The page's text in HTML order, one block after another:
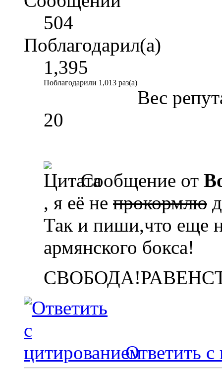
504
Поблагодарил(а)
1,395
Поблагодарили 1,013 раз(а)
Вес
20
Сообщение от
, я её не прокормлю
Так и пиши,что еще
армянского бокса!
Ответить с